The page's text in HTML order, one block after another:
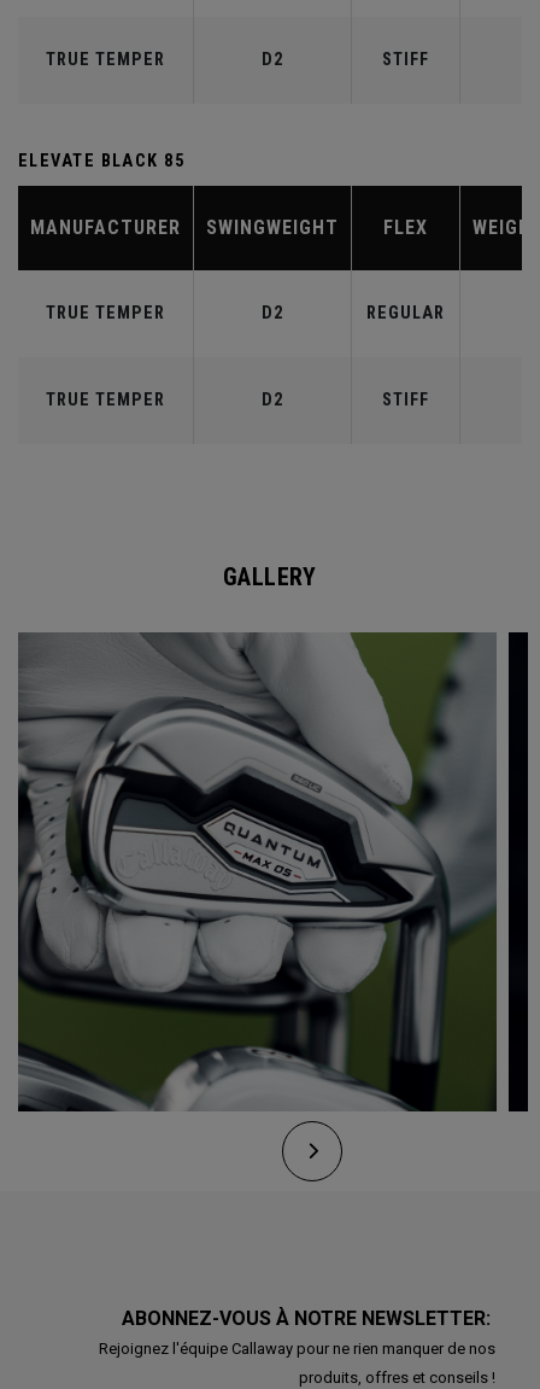
TRUE TEMPER D2 STIFF
ELEVATE BLACK 85
MANUFACTURER SWINGWEIGHT FLEX
TRUE TEMPER D2 REGULAR
TRUE TEMPER D2 STIFF
GALLERY
ABONNEZ-VOUS À NOTRE NEWSLETTER:
Rejoignez l'équipe Callaway pour ne rien manquer de nos
produits, offres et conseils !